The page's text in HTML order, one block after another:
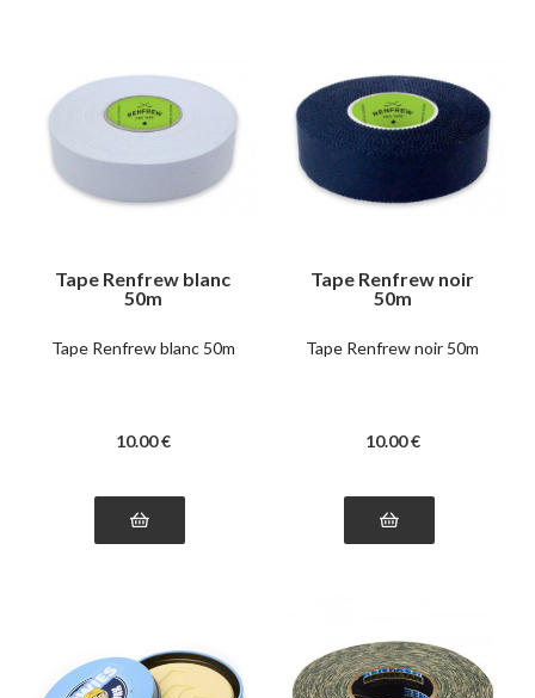
Tape Renfrew blanc
50m
Tape Renfrew blanc 50m
10.00 €
Tape Renfrew noir
50m
Tape Renfrew noir 50m
10.00 €